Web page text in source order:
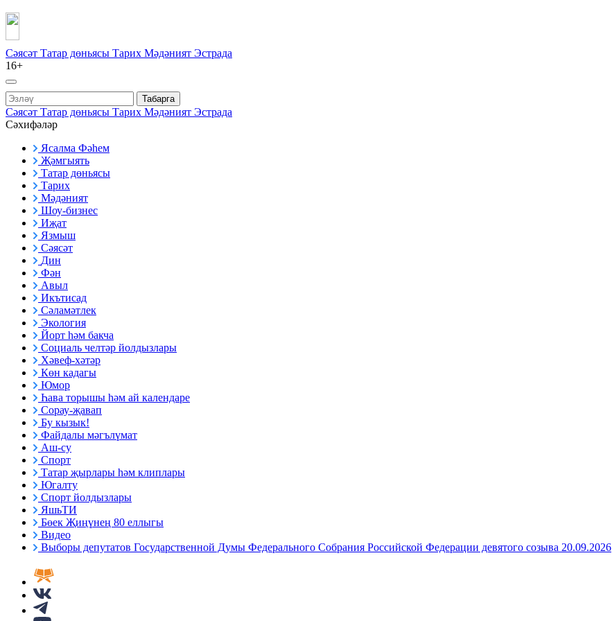
Сәясәт Татар дөньясы Тарих Мәдәният Эстрада
16+
Табарга
Сәясәт Татар дөньясы Тарих Мәдәният Эстрада
Сәхифәләр
Ясалма Фәһем
Җәмгыять
Татар дөньясы
Тарих
Мәдәният
Шоу-бизнес
Иҗат
Язмыш
Сәясәт
Дин
Фән
Авыл
Икътисад
Сәламәтлек
Экология
Йорт һәм бакча
Социаль челтәр йолдызлары
Хәвеф-хәтәр
Көн кадагы
Юмор
Һава торышы һәм ай календаре
Сорау-җавап
Бу кызык!
Файдалы мәгълүмат
Аш-су
Спорт
Татар җырлары һәм клиплары
Югалту
Спорт йолдызлары
ЯшьТИ
Бөек Җиңүнең 80 еллыгы
Видео
Выборы депутатов Государственной Думы Федерального Собрания Российской Федерации девятого созыва 20.09.2026